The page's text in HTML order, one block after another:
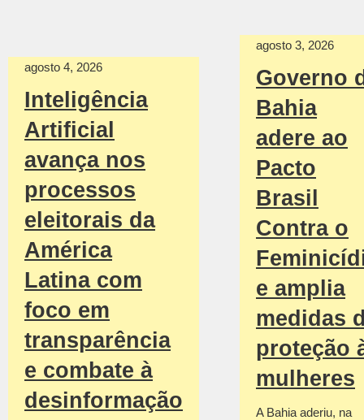
agosto 4, 2026
Inteligência
Artificial
avança nos
processos
eleitorais da
América
Latina com
foco em
transparência
e combate à
desinformação
agosto 3, 2026
Governo
Bahia
adere ao
Pacto
Brasil
Contra o
e amplia
medidas
proteção
mulheres
A Bahia aderiu, na